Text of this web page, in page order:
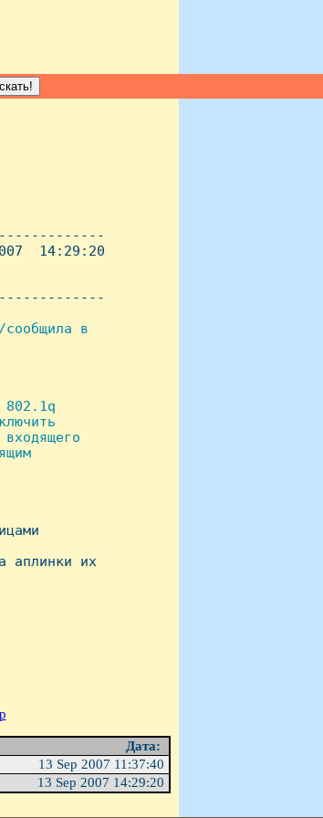
14:29:20
в
аплинки их
Дата:
13 Sep 2007 11:37:40
13 Sep 2007 14:29:20